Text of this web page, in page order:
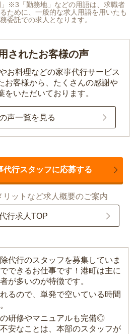
※3「勤務地」などの用語は、求職者
ために、一般的な求人用語を用いたも
委託での求人となります。
されたお客様の声
お料理などの家事代行サービス
お客様から、 たくさんの感謝や
をいただいております。
声一覧を見る
代行スタッフに応募する
ットなど求人概要のご案内
行求人TOP
代行のスタッフを募集していま
できるお仕事です！港町は主に
が多いのが特徴です。
るので、単発で空いている時間
研修やマニュアルも完備◎
安なことは、本部のスタッフが